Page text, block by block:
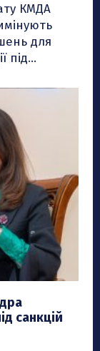
КМДА
для
під...
санкцій